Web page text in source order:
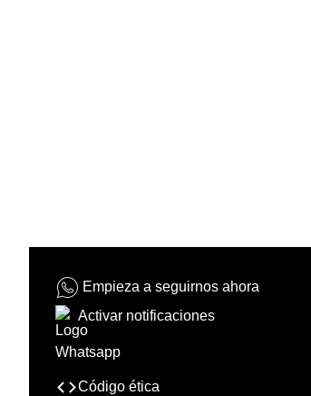
Empieza a seguirnos ahora
Activar notificaciones
Código ética